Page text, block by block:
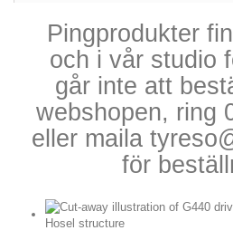
Pingprodukter
och i vår studio
går inte att
webshopen, ring
eller maila
för